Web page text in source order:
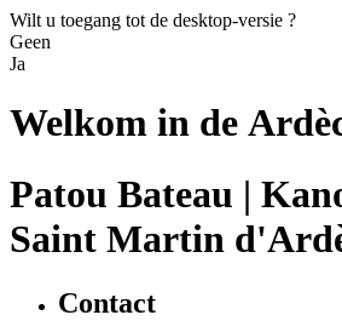
Wilt u toegang tot de desktop-versie ?
Geen
Ja
Welkom in de
Patou Bateau |
Saint Martin
Contact